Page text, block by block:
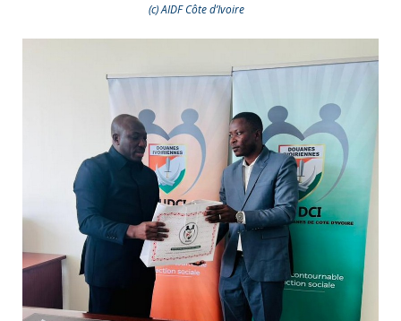
(c) AIDF Côte d’Ivoire